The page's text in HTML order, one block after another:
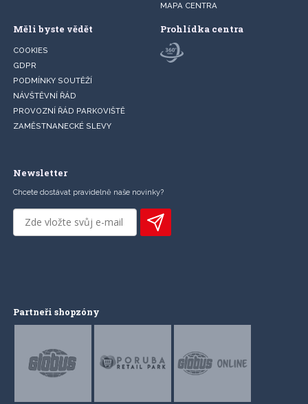
MAPA CENTRA
Měli byste vědět
COOKIES
GDPR
PODMÍNKY SOUTĚŽÍ
NÁVŠTĚVNÍ ŘÁD
PROVOZNÍ ŘÁD PARKOVIŠTĚ
ZAMĚSTNANECKÉ SLEVY
Prohlídka centra
Newsletter
Chcete dostávat pravidelně naše novinky?
Partneři shopzóny